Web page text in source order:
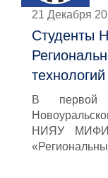
21 Декабря
Студенты
технологий
В первой
НИЯУ МИФИ